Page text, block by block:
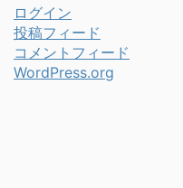
ログイン
投稿フィード
コメントフィード
WordPress.org